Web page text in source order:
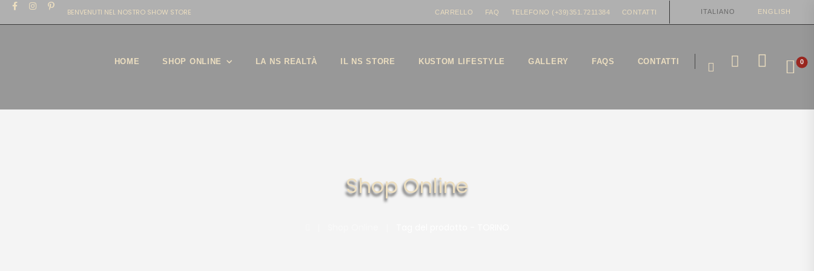
BENVENUTI NEL NOSTRO SHOW STORE CARRELLO FAQ TELEFONO (+39)351.7211384 CONTATTI ITALIANO ENGLISH
HOME SHOP ONLINE LA NS REALTÀ IL NS STORE KUSTOM LIFESTYLE GALLERY FAQS CONTATTI 0
Shop Online